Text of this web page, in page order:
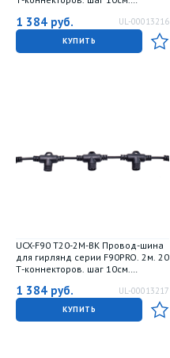
TM Uniel
1 384 руб. UL-00013216
КУПИТЬ
UCX-F90 T20-2M-BK Провод-шина
для гирлянд серии F90PRO. 2м. 20
Т-коннекторов. шаг 10см.
TM Uniel
1 384 руб. UL-00013217
КУПИТЬ